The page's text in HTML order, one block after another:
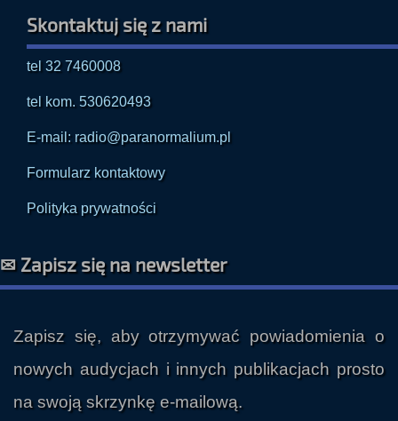
Skontaktuj się z nami
tel 32 7460008
tel kom. 530620493
E-mail: radio@paranormalium.pl
Formularz kontaktowy
Polityka prywatności
✉ Zapisz się na newsletter
Zapisz się, aby otrzymywać powiadomienia o
nowych audycjach i innych publikacjach prosto
na swoją skrzynkę e-mailową.